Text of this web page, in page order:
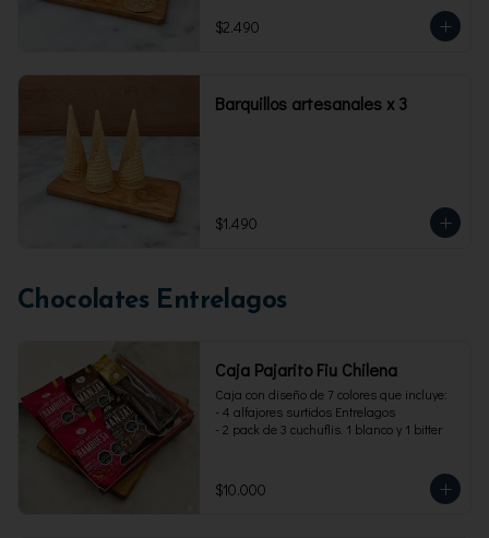
$2.490
Barquillos artesanales x 3
$1.490
Chocolates Entrelagos
Caja Pajarito Fiu Chilena
Caja con diseño de 7 colores que incluye:
- 4 alfajores surtidos Entrelagos
- 2 pack de 3 cuchuflis. 1 blanco y 1 bitter
$10.000